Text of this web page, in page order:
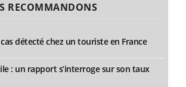
RECOMMANDONS
détecté chez un touriste en France
: un rapport s’interroge sur son taux